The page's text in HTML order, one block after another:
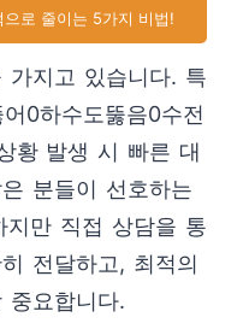
로 줄이는 5가지 비법!
가지고 있습니다. 특
0하수도뚫음0수전
황 발생 시 빠른 대
분들이 선호하는
지만 직접 상담을 통
전달하고, 최적의
중요합니다.